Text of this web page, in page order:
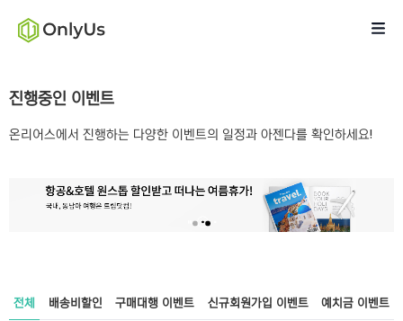
진행중인 이벤트
온리어스에서 진행하는 다양한 이벤트의 일정과 아젠다를 확인하세요!
전체 배송비할인 구매대행 이벤트 신규회원가입 이벤트 예치금 이벤트